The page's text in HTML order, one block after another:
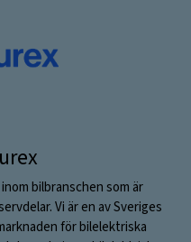
bilbranschen som är
Vi är en av Sveriges
för bilelektriska